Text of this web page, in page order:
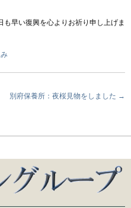
早い復興を心よりお祈り申し上げま
別府保養所：夜桜見物をしました →